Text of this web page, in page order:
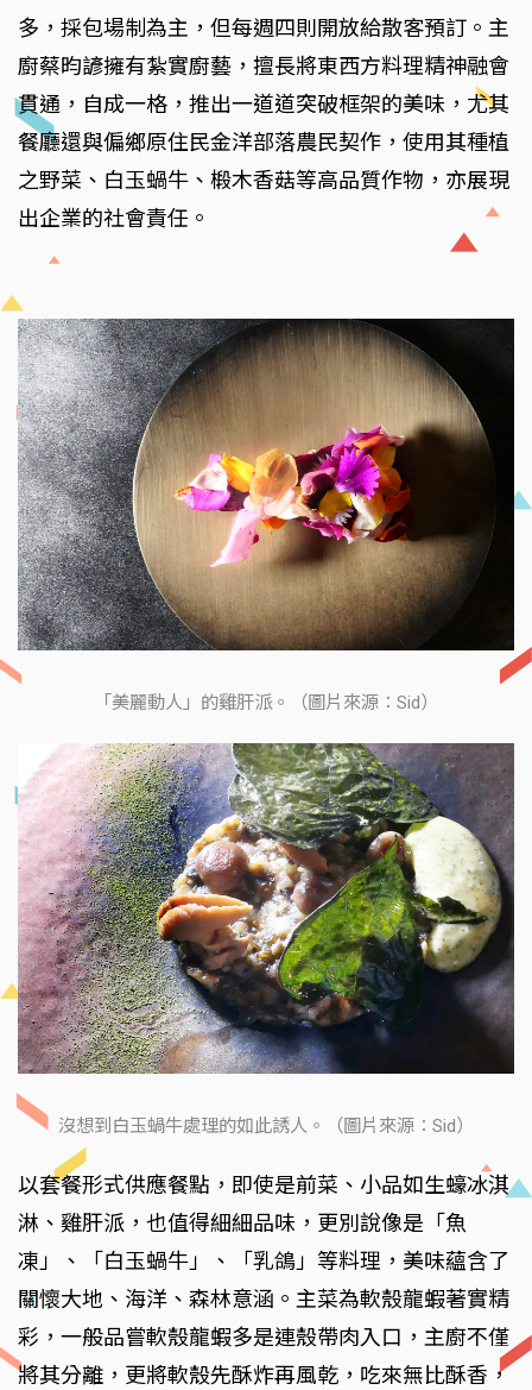
多，採包場制為主，但每週四則開放給散客預訂。主
廚蔡昀諺擁有紮實廚藝，擅長將東西方料理精神融會
貫通，自成一格，推出一道道突破框架的美味，尤其
餐廳還與偏鄉原住民金洋部落農民契作，使用其種植
之野菜、白玉蝸牛、椴木香菇等高品質作物，亦展現
出企業的社會責任。
「美麗動人」的雞肝派。（圖片來源：Sid）
沒想到白玉蝸牛處理的如此誘人。（圖片來源：Sid）
以套餐形式供應餐點，即使是前菜、小品如生蠔冰淇
淋、雞肝派，也值得細細品味，更別說像是「魚
凍」、「白玉蝸牛」、「乳鴿」等料理，美味蘊含了
關懷大地、海洋、森林意涵。主菜為軟殼龍蝦著實精
彩，一般品嘗軟殼龍蝦多是連殼帶肉入口，主廚不僅
將其分離，更將軟殼先酥炸再風乾，吃來無比酥香，